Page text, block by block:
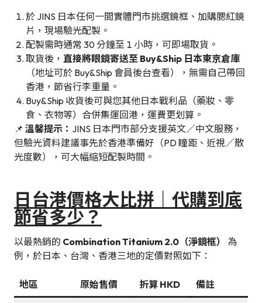
於 JINS 日本任何一間實體門市挑選鏡框、加購腮紅鏡
片，現場驗光配製。
配製需時通常 30 分鐘至 1 小時，可即場取貨。
取貨後， 直接將眼鏡寄送至 Buy&Ship 日本東京倉庫
（地址可於 Buy&Ship 會員後台查看），無需自己帶回
香港，節省行李重量。
Buy&Ship 收貨後可與您其他日本戰利品（藥妝、零
食、衣物等）合併集運回港，運費更划算。
📌 溫馨提示： JINS 日本門市部分支援英文／中文服務，
但驗光資料建議事先於香港準備好（PD 瞳距、近視／散
光度數），可大幅縮短配製時間。
日台港價格大比拼｜代購到底
節省多少？
以最熱銷的 Combination Titanium 2.0（淨鏡框）
為
例，於日本、台灣、香港三地的定價對照如下：
地區 原始售價 折算 HKD 備註